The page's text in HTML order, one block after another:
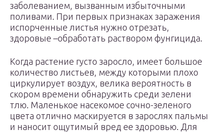
заболеванием, вызванным избыточными
поливами. При первых признаках заражения
испорченные листья нужно отрезать,
здоровые –обработать раствором фунгицида.
Когда растение густо заросло, имеет большое
количество листьев, между которыми плохо
циркулирует воздух, велика вероятность в
скором времени обнаружить среди зелени
тлю. Маленькое насекомое сочно-зеленого
цвета отлично маскируется в зарослях пальмы
и наносит ощутимый вред ее здоровью. Для